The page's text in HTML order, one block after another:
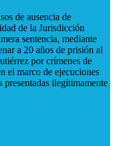
de ausencia de
de la Jurisdicción
sentencia, mediante
a 20 años de prisión al
por crímenes de
el marco de ejecuciones
presentadas ilegítimamente